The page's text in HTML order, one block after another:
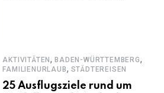
AKTIVITÄTEN,BADEN-WÜRTTEMBERG,
FAMILIENURLAUB, STÄDTEREISEN
25 Ausflugsziele rund um